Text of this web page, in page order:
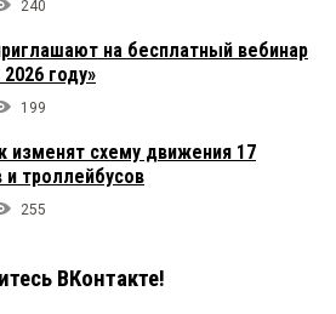
240
на бесплатный вебинар
году»
199
изменят схему движения 17
троллейбусов
255
ВКонтакте!